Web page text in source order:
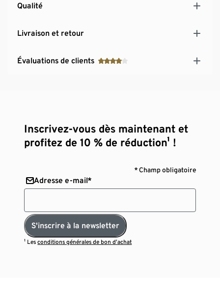
Qualité
Livraison et retour
Évaluations de clients
Inscrivez-vous dès maintenant et
profitez de 10 % de réduction¹ !
* Champ obligatoire
Adresse e-mail*
S'inscrire à la newsletter
¹ Lesconditions générales de bon d’achat